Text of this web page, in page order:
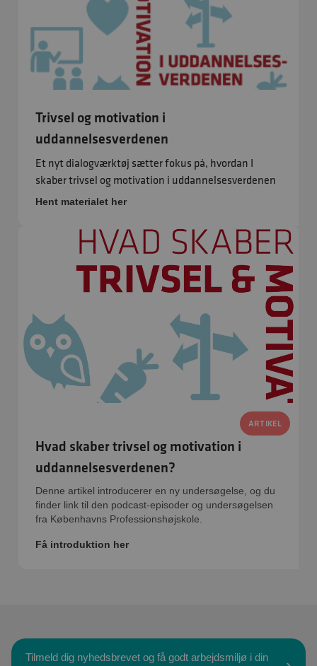
Trivsel og motivation i
uddannelsesverdenen
Et nyt dialogværktøj sætter fokus på, hvordan I
skaber trivsel og motivation i uddannelsesverdenen
Hent materialet her
ARTIKEL
Hvad skaber trivsel og motivation i
uddannelsesverdenen?
Denne artikel introducerer en ny undersøgelse, og du
finder link til den podcast-episoder og undersøgelsen
fra Københavns Professionshøjskole.
Få introduktion her
Tilmeld dig nyhedsbrevet og få godt arbejdsmiljø i din